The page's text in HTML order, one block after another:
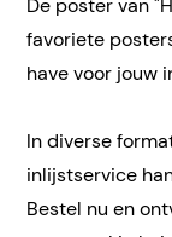
De poster van
favoriete
have voor jouw
In diverse
inlijstservice
Bestel nu en